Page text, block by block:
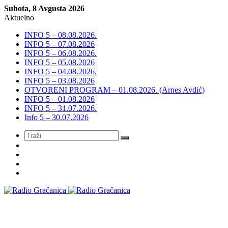
Subota, 8 Avgusta 2026
Aktuelno
INFO 5 – 08.08.2026.
INFO 5 – 07.08.2026
INFO 5 – 06.08.2026.
INFO 5 – 05.08.2026
INFO 5 – 04.08.2026.
INFO 5 – 03.08.2026
OTVORENI PROGRAM – 01.08.2026. (Arnes Avdić)
INFO 5 – 01.08.2026
INFO 5 – 31.07.2026.
Info 5 – 30.07.2026
Meni